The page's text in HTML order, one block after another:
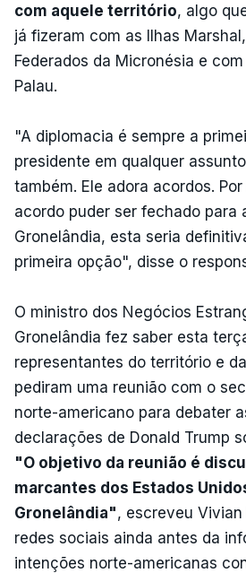
com aquele território, algo
já fizeram com as Ilhas
Federados da Micronésia e
Palau.
"A diplomacia é sempre a
presidente em qualquer
também. Ele adora acordos.
acordo puder ser fechado para
Gronelândia, esta seria
primeira opção", disse o
O ministro dos Negócios
Gronelândia fez saber esta
representantes do território e
pediram uma reunião com o
norte-americano para debater
declarações de Donald Trump
"O objetivo da reunião é
marcantes dos Estados
Gronelândia", escreveu
redes sociais ainda antes da
intenções norte-americanas